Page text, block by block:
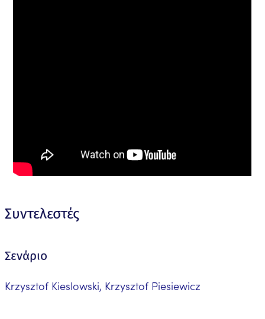
Συντελεστές
Σενάριο
Krzysztof Kieslowski, Krzysztof Piesiewicz